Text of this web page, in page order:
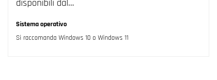
disponibili dal…
Sistema operativo
Si raccomanda Windows 10 o Windows 11